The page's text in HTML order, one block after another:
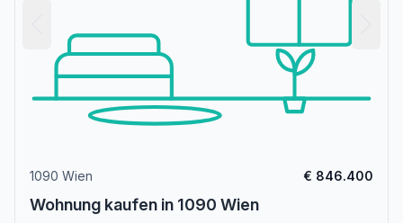
1090 Wien € 846.400
Wohnung kaufen in 1090 Wien